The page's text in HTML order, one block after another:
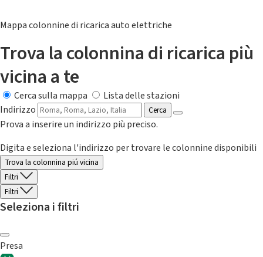
Mappa colonnine di ricarica auto elettriche
Trova la colonnina di ricarica più
vicina a te
Cerca sulla mappa
Lista delle stazioni
Indirizzo
Cerca
Prova a inserire un indirizzo più preciso.
Digita e seleziona l'indirizzo per trovare le colonnine disponibili
Trova la colonnina piú vicina
Filtri
Filtri
Seleziona i filtri
Presa